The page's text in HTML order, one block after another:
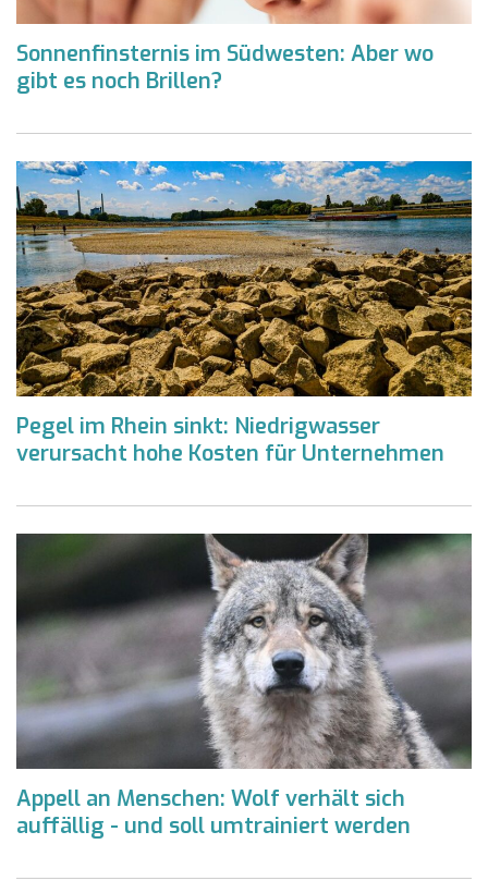
Sonnenfinsternis im Südwesten: Aber wo
gibt es noch Brillen?
Pegel im Rhein sinkt: Niedrigwasser
verursacht hohe Kosten für Unternehmen
Appell an Menschen: Wolf verhält sich
auffällig - und soll umtrainiert werden